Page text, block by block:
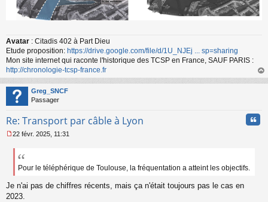
Avatar : Citadis 402 à Part Dieu
Etude proposition: https://drive.google.com/file/d/1U_NJEj ... sp=sharing
Mon site internet qui raconte l'historique des TCSP en France, SAUF PARIS :
http://chronologie-tcsp-france.fr
au
Greg_SNCF
Passager
Re: Transport par câble à Lyon
e
a
g
e
22 févr. 2025, 11:31
Pour le téléphérique de Toulouse, la fréquentation a atteint les objectifs.
Je n'ai pas de chiffres récents, mais ça n'était toujours pas le cas en
2023.